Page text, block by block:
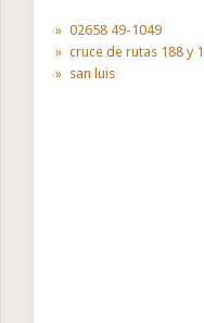
02658 49-1049
cruce de rutas 188 y
san luis